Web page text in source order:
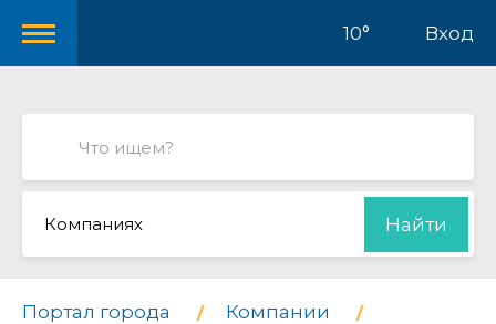
10° Вход
Компаниях Найти
Портал города
Компании